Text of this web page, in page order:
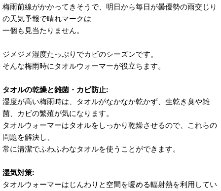
梅雨前線がかかってきそうで、明日から毎日が曇優勢の雨交じり
の天気予報で晴れマークは
一個も見当たりません。
ジメジメ湿度たっぷりでカビのシーズンです。
そんな梅雨時にタオルウォーマーが役立ちます。
タオルの乾燥と雑菌・カビ防止:
湿度が高い梅雨時は、タオルがなかなか乾かず、生乾き臭や雑
菌、カビの繁殖が気になります。
タオルウォーマーはタオルをしっかり乾燥させるので、これらの
問題を解決し、
常に清潔でふわふわなタオルを使うことができます。
湿気対策:
タオルウォーマーはじんわりと空間を暖める輻射熱を利用してい